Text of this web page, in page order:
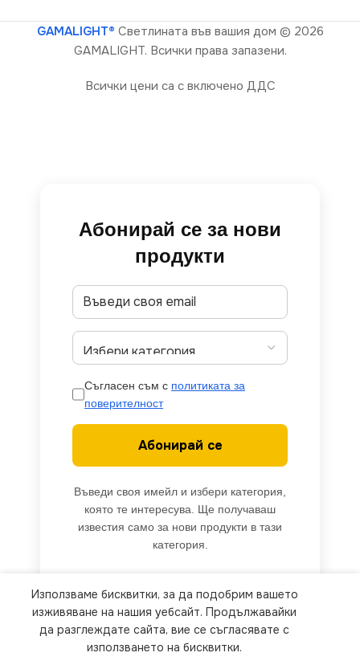
GAMALIGHT® Светлината във вашия дом © 2026
GAMALIGHT. Всички права запазени.
Всички цени са с включено ДДС
Абонирай се за нови
продукти
Съгласен съм с политиката за
поверителност
Абонирай се
Въведи своя имейл и избери категория,
която те интересува. Ще получаваш
известия само за нови продукти в тази
категория.
We use cookies to improve your experience on our
website. By browsing this website, you agree to
our use of cookies.
Използваме бисквитки, за да подобрим вашето
изживяване на нашия уебсайт. Продължавайки
да разглеждате сайта, вие се съгласявате с
използването на бисквитки.